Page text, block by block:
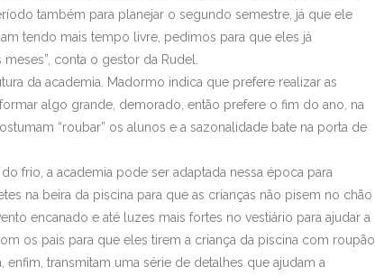
também para planejar o segundo semestre, já que ele
tendo mais tempo livre, pedimos para que eles já
conta o gestor da Rudel.
da academia. Madormo indica que prefere realizar as
algo grande, demorado, então prefere o fim do ano, na
“roubar” os alunos e a sazonalidade bate na porta de
frio, a academia pode ser adaptada nessa época para
na beira da piscina para que as crianças não pisem no chão
encanado e até luzes mais fortes no vestiário para ajudar a
os pais para que eles tirem a criança da piscina com roupão
transmitam uma série de detalhes que ajudam a